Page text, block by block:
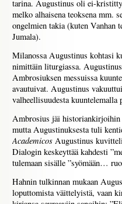
tarina. Augustinus oli ei-
melko alhaisena teoksena mm.
ongelmien takia (kuten Vanhan
Jumala).
Milanossa Augustinus kohtasi
nimittäin liturgiassa.
Ambrosiuksen messuissa
avautuivat. Augustinus
valheellisuudesta
Ambrosius jäi historiankirjoihin
mutta Augustinuksesta tuli
Academicos Augustinus
Dialogin keskeyttää kahdesti
tulemaan sisälle ”syömään…
Hahnin tulkinnan mukaan
loputtomista väittelyistä, vaan